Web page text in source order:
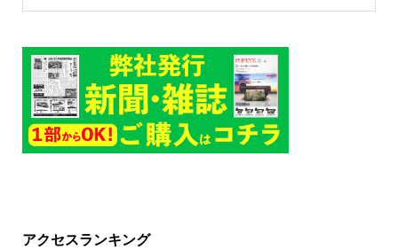
アクセスランキング